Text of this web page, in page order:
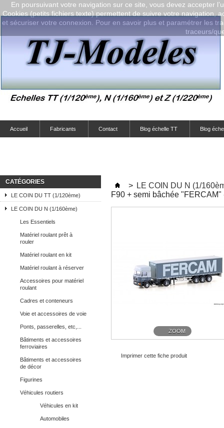
Accueil Fabricants Contact Blog échelle TT Blog
CATÉGORIES
LE COIN DU TT (1/120ème)
LE COIN DU N (1/160ème)
Les Essentiels
Matériel roulant prêt à
rouler
Matériel roulant en kit
Matériel roulant à réserver
Accessoires pour matériel
roulant
Cadres et conteneurs
Voie et accessoires de voie
Ponts, passerelles, etc,...
Bâtiments et accessoires
ferroviaires
Bâtiments et accessoires
de décor
Figurines
Véhicules routiers
Véhicules en kit
Automobiles
> LE COIN DU N (1/
F90 + semi bâchée "FERCAM"
ZOOM
Imprimer cette fiche produit
En poursuivant votre navigation sur ce site, vous devez accepter
Cookies (petits fichiers texte) permettent de suivre votre navigation,
et sécuriser votre connexion. Pour en savoir plus et paramétrer les
traceurs/